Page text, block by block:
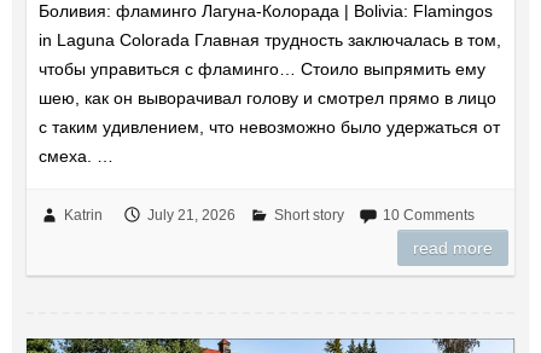
Боливия: фламинго Лагуна-Колорада | Bolivia: Flamingos
in Laguna Colorada Главная трудность заключалась в том,
чтобы управиться с фламинго… Стоило выпрямить ему
шею, как он выворачивал голову и смотрел прямо в лицо
с таким удивлением, что невозможно было удержаться от
смеха. …
Katrin July 21, 2026 Short story 10 Comments
read more